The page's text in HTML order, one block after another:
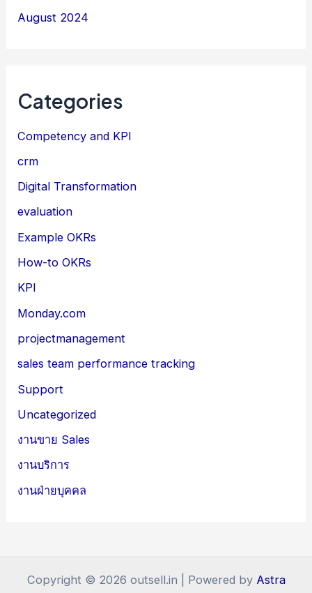
August 2024
Categories
Competency and KPI
crm
Digital Transformation
evaluation
Example OKRs
How-to OKRs
KPI
Monday.com
projectmanagement
sales team performance tracking
Support
Uncategorized
งานขาย Sales
งานบริการ
งานฝ่ายบุคคล
Copyright © 2026 outsell.in | Powered by Astra